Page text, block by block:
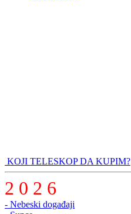
KOJI TELESKOP DA KUPIM?
2 0 2 6
- Nebeski događaji